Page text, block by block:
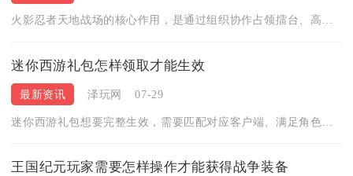
火影忍者天地战场的核心作用，是通过组织协作占领擂台、高效争夺...
迷你西游礼包怎样领取才能生效
最新资讯 泽玩网 07-29
迷你西游礼包想要完整生效，需要匹配对应客户端、满足角色解锁门...
王国纪元玩家需要怎样操作才能获得战争装备